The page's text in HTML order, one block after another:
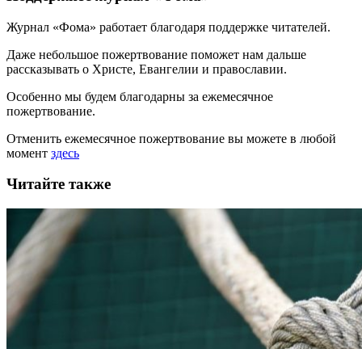
Журнал «Фома» работает благодаря поддержке читателей.
Даже небольшое пожертвование поможет нам дальше
рассказывать о Христе, Евангелии и православии.
Особенно мы будем благодарны за ежемесячное
пожертвование.
Отменить ежемесячное пожертвование вы можете в любой
момент здесь
Читайте также